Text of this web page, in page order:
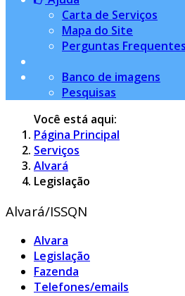
Carta de Serviços
Mapa do Site
Perguntas Frequentes
Banco de imagens
Pesquisas
Você está aqui:
Página Principal
Serviços
Alvará
Legislação
Alvará/ISSQN
Alvara
Legislação
Fazenda
Telefones/emails